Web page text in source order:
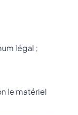
légal ;
le matériel